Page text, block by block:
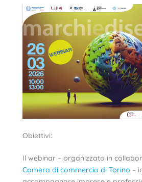
Obiettivi:
Il webinar – organizzato in
Camera di commercio di Torino –